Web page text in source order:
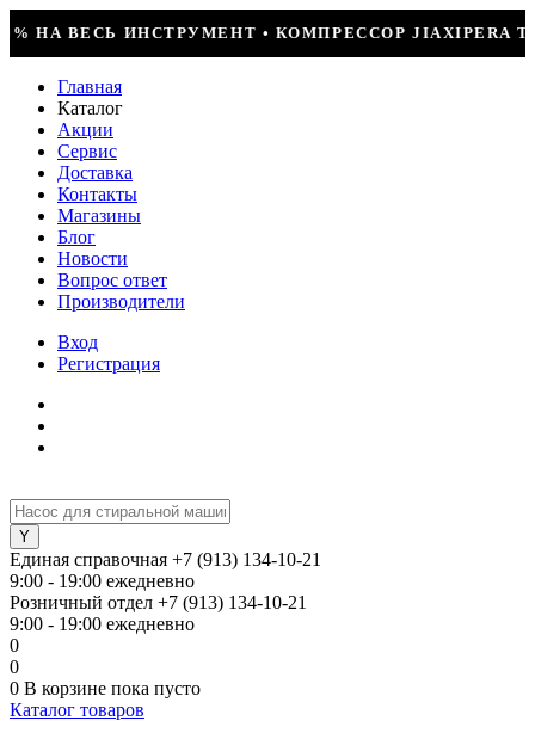
= 29990Р • БОЛЬШОЕ ПОСТУПЛЕНИЕ ФРЕОНА •
Главная
Каталог
Акции
Сервис
Доставка
Контакты
Магазины
Блог
Новости
Вопрос ответ
Производители
Вход
Регистрация
Единая справочная +7 (913) 134-10-21
9:00 - 19:00 ежедневно
Розничный отдел +7 (913) 134-10-21
9:00 - 19:00 ежедневно
0
0
0 В корзине пока пусто
Каталог товаров